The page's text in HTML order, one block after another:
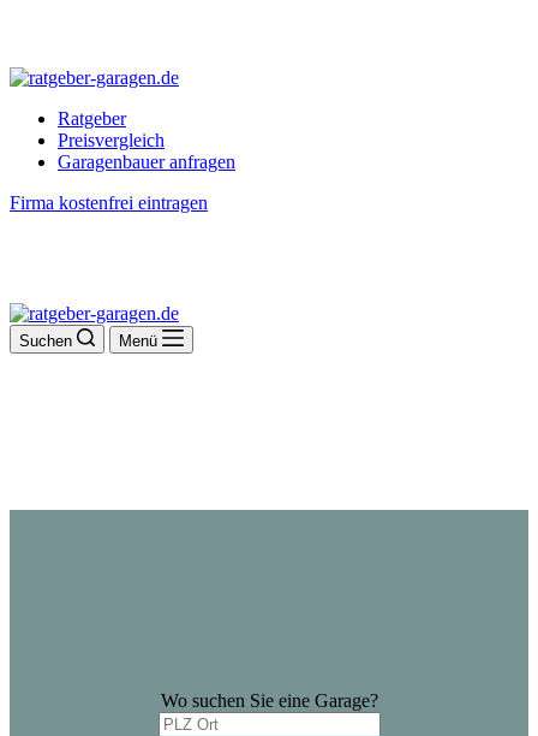
Ratgeber
Preisvergleich
Garagenbauer anfragen
Firma kostenfrei eintragen
Suchen Menü
Wo suchen Sie eine Garage?